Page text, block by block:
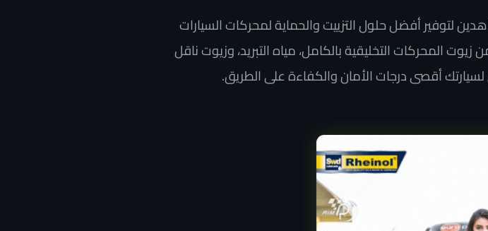
لتوفير أفضل حلول التزييت والحماية لمحركات السيارات
المحركات التخليقية بالكامل، مياه التبريد، وزيوت ناقل
لسيارتك أقصى درجات الأمان والكفاءة على الطريق.